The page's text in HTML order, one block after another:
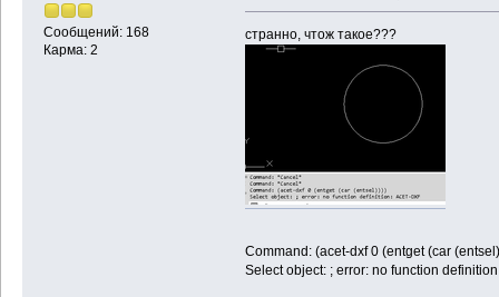
Сообщений: 168
Карма: 2
странно, чтож такое???
Command: (acet-dxf 0 (entget (car
Select object: ; error: no function